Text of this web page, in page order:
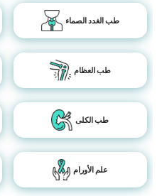
طب الغدد الصماء
طب العظام
طب الكلى
علم الأورام